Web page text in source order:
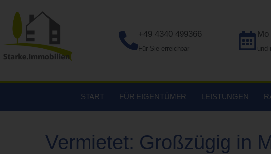
+49 4340 499366
Für Sie erreichbar und
START FÜR EIGENTÜMER LEISTUNGEN
Vermietet: Großzügig in